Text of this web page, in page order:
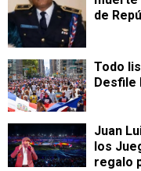
de
Todo
Desfile
Juan
los
regalo